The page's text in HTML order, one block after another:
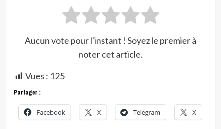
Aucun vote pour l'instant ! Soyez le premier à
noter cet article.
Vues : 125
Partager :
Facebook X Telegram X